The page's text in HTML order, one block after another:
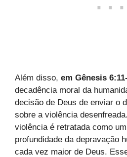
Além disso, em Gênesis
decadência moral da
decisão de Deus de enviar o
sobre a violência
violência é retratada como
profundidade da depravação
cada vez maior de Deus.